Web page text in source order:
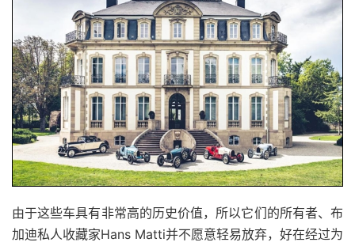
由于这些车具有非常高的历史价值，所以它们的所有者、布
加迪私人收藏家Hans Matti并不愿意轻易放弃，好在经过为